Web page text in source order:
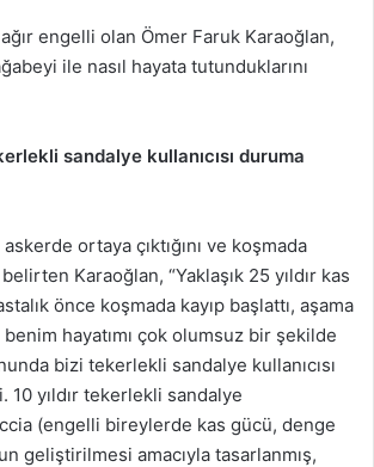
ağır engelli olan Ömer Faruk Karaoğlan,
ile nasıl hayata tutunduklarını
sandalye kullanıcısı duruma
askerde ortaya çıktığını ve koşmada
belirten Karaoğlan, “Yaklaşık 25 yıldır kas
önce koşmada kayıp başlattı, aşama
hayatımı çok olumsuz bir şekilde
bizi tekerlekli sandalye kullanıcısı
10 yıldır tekerlekli sandalye
(engelli bireylerde kas gücü, denge
geliştirilmesi amacıyla tasarlanmış,